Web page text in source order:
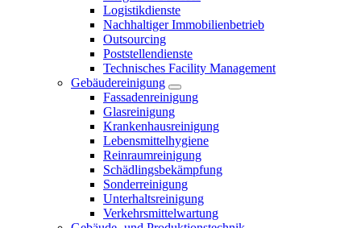
Logistikdienste
Nachhaltiger Immobilienbetrieb
Outsourcing
Poststellendienste
Technisches Facility Management
Gebäudereinigung
Fassadenreinigung
Glasreinigung
Krankenhausreinigung
Lebensmittelhygiene
Reinraumreinigung
Schädlingsbekämpfung
Sonderreinigung
Unterhaltsreinigung
Verkehrsmittelwartung